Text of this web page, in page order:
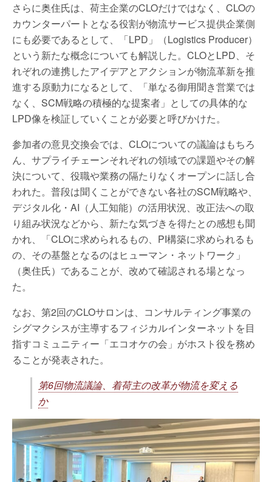
さらに奥住氏は、荷主企業のCLOだけではなく、CLOの
カウンターパートとなる役割が物流サービス提供企業側
にも必要であるとして、「LPD」（Logistics Producer）
という新たな概念についても解説した。CLOとLPD、そ
れぞれの連携したアイデアとアクションが物流革新を推
進する原動力になるとして、「単なる御用聞き営業では
なく、SCM戦略の積極的な提案者」としての具体的な
LPD像を検証していくことが必要と呼びかけた。
参加者の意見交換会では、CLOについての議論はもちろ
ん、サプライチェーンそれぞれの領域での課題やその解
決について、役職や業務の隔たりなくオープンに話し合
われた。普段は聞くことができない各社のSCM戦略や、
デジタル化・AI（人工知能）の活用状況、改正法への取
り組み状況などから、新たな気づきを得たとの感想も聞
かれ、「CLOに求められるもの、PI構築に求められるも
の、その基盤となるのはヒューマン・ネットワーク」
（奥住氏）であることが、改めて確認される場となっ
た。
なお、第2回のCLOサロンは、コンサルティング事業の
シグマクシスが主導するフィジカルインターネットを目
指すコミュニティー「エコオケの会」がホスト役を務め
ることが発表された。
第6回物流議論、着荷主の改革が物流を変える
か